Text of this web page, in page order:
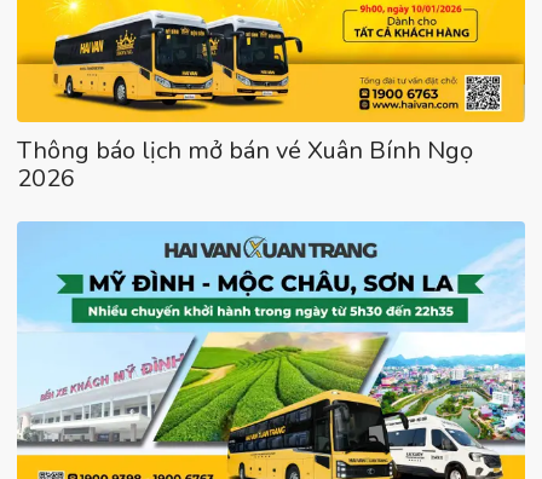
Thông báo lịch mở bán vé Xuân Bính Ngọ
2026